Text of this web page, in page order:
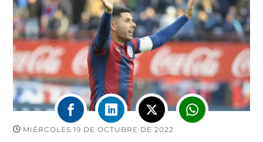
MIÉRCOLES 19 DE OCTUBRE DE 2022